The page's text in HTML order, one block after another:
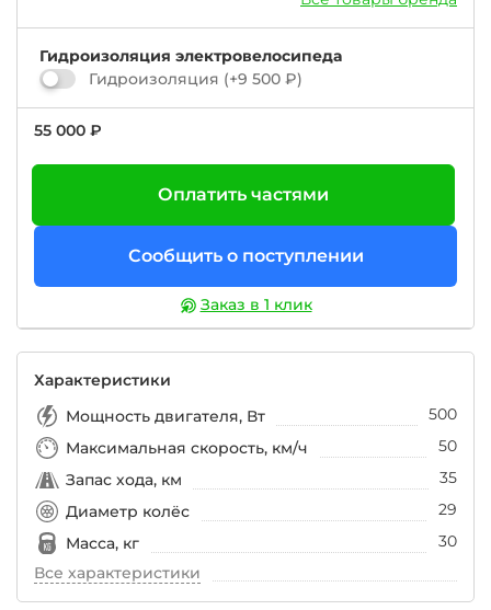
Гидроизоляция электровелосипеда
Гидроизоляция (+9 500 ₽)
55 000 ₽
Оплатить частями
Сообщить о поступлении
Заказ в 1 клик
Характеристики
Мощность двигателя, Вт
500
Максимальная скорость, км/ч
50
Запас хода, км
35
Диаметр колёс
29
Масса, кг
30
Все характеристики